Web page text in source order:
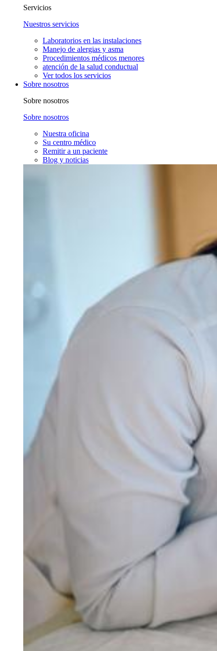
Servicios
Nuestros servicios
Laboratorios en las instalaciones
Manejo de alergias y asma
Procedimientos médicos menores
atención de la salud conductual
Ver todos los servicios
Sobre nosotros
Sobre nosotros
Sobre nosotros
Nuestra oficina
Su centro médico
Remitir a un paciente
Blog y noticias